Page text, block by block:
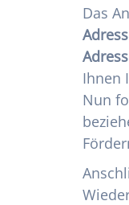
Das
Ihnen
Nun